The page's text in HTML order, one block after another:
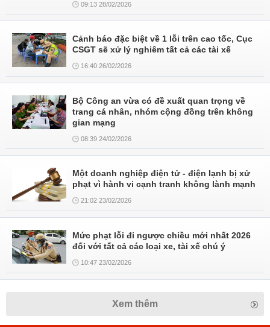
09:13 28/02/2026
Cảnh báo đặc biệt về 1 lỗi trên cao tốc, Cục
CSGT sẽ xử lý nghiêm tất cả các tài xế
16:40 26/02/2026
Bộ Công an vừa có đề xuất quan trọng về
trang cá nhân, nhóm cộng đồng trên không
gian mạng
08:39 24/02/2026
Một doanh nghiệp điện tử - điện lạnh bị xử
phạt vì hành vi cạnh tranh không lành mạnh
21:02 23/02/2026
Mức phạt lỗi đi ngược chiều mới nhất 2026
đối với tất cả các loại xe, tài xế chú ý
10:47 23/02/2026
Xem thêm